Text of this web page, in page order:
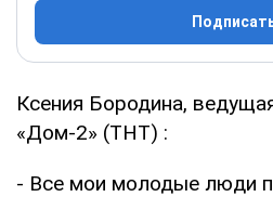
Ксения Бородина,
«Дом-2» (ТНТ) :
- Все мои молодые люди